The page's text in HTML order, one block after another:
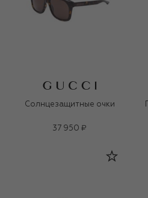
Солнцезащитные очки
37 950 ₽